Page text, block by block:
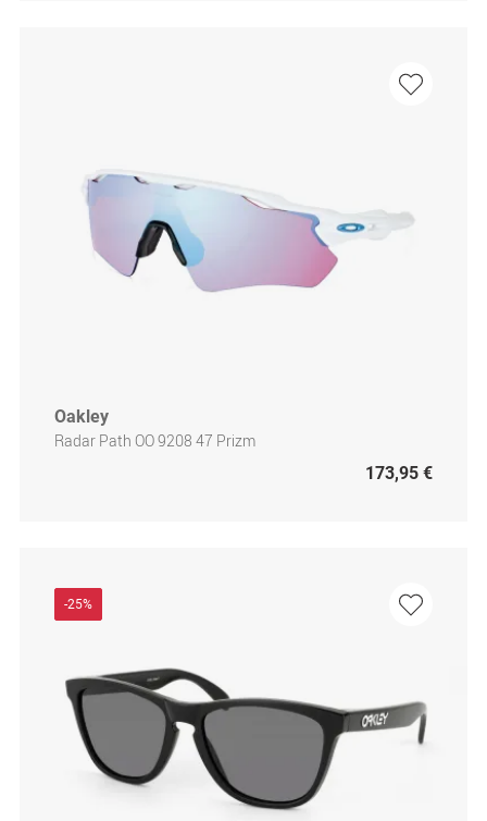
Oakley
Radar Path OO 9208 47 Prizm
173,95 €
-25%